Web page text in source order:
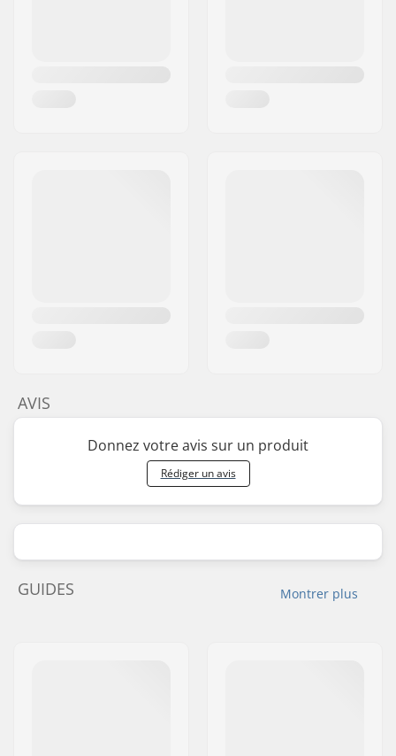
AVIS
Donnez votre avis sur un produit
Rédiger un avis
Montrer plus
GUIDES